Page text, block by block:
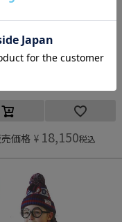
ダンガリー予約専用
価格 ¥ 18,150税込